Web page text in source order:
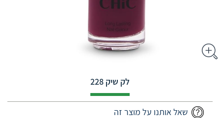
לק שיק 228
שאל אותנו על מוצר זה